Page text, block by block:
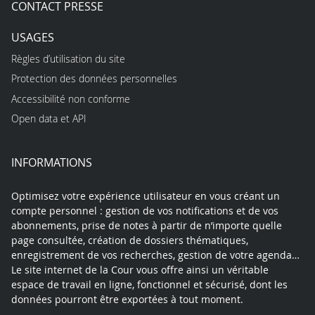
CONTACT PRESSE
USAGES
Règles d’utilisation du site
Protection des données personnelles
Accessibilité non conforme
Open data et API
INFORMATIONS
Optimisez votre expérience utilisateur en vous créant un
compte personnel : gestion de vos notifications et de vos
abonnements, prise de notes à partir de n’importe quelle
page consultée, création de dossiers thématiques,
enregistrement de vos recherches, gestion de votre agenda…
Le site internet de la Cour vous offre ainsi un véritable
espace de travail en ligne, fonctionnel et sécurisé, dont les
données pourront être exportées à tout moment.